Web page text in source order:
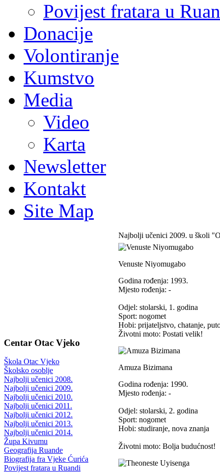
Povijest fratara u
Donacije
Volontiranje
Kumstvo
Media
Video
Karta
Newsletter
Kontakt
Site Map
Centar Otac Vjeko
Škola Otac Vjeko
Školsko osoblje
Najbolji učenici 2008.
Najbolji učenici 2009.
Najbolji učenici 2010.
Najbolji učenici 2011.
Najbolji učenici 2012.
Najbolji učenici 2013.
Najbolji učenici 2014.
Župa Kivumu
Geografija Ruande
Biografija fra Vjeke Ćurića
Povijest fratara u Ruandi
Najbolji učenici 2009. u školi
Venuste Niyomugabo
Godina rođenja: 1993.
Mjesto rođenja: -
Odjel: stolarski, 1. godina
Sport: nogomet
Hobi: prijateljstvo, chatanje,
Životni moto: Postati velik!
Amuza Bizimana
Godina rođenja: 1990.
Mjesto rođenja: -
Odjel: stolarski, 2. godina
Sport: nogomet
Hobi: studiranje, nova znanja
Životni moto: Bolja budućnost!